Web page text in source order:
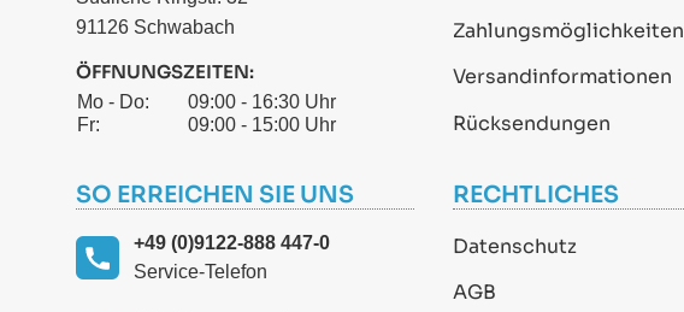
91126 Schwabach
ÖFFNUNGSZEITEN:
Mo - Do:
09:00 - 16:30 Uhr
Fr:
09:00 - 15:00 Uhr
Zahlungsmöglichkeiten
Versandinformationen
Rücksendungen
SO ERREICHEN SIE UNS
+49 (0)9122-888 447-0
Service-Telefon
RECHTLICHES
Datenschutz
AGB